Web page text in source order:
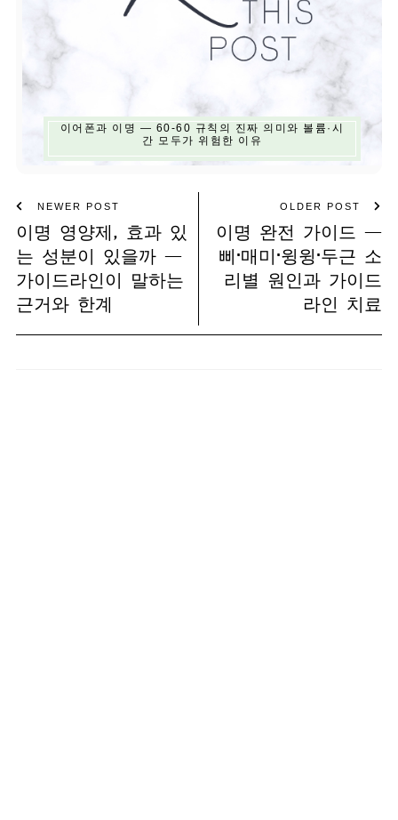
이어폰과 이명 — 60-60 규칙의 진짜 의미와 볼륨·시
간 모두가 위험한 이유
NEWER POST
이명 영양제, 효과 있
는 성분이 있을까 —
가이드라인이 말하는
근거와 한계
OLDER POST
이명 완전 가이드 —
삐·매미·윙윙·두근 소
리별 원인과 가이드
라인 치료